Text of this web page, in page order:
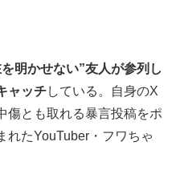
明かせない”友人が参列し
ャッチしている。自身のX
傷とも取れる暴言投稿をポ
れたYouTuber・フワちゃ